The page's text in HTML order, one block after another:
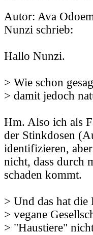
Autor: Ava
Nunzi schrieb:
Hallo Nunzi.
> Wie schon
> damit jedoch
Hm. Also ich als
der Stinkdosen
identifizieren,
nicht, dass durch
schaden kommt.
> Und das hat
> vegane
> "Haustiere"